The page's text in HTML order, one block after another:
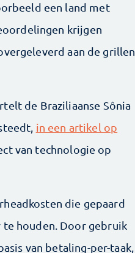
een land met
krijgen
aan de grillen
de Braziliaanse Sônia
in een artikel op
van technologie op
die gepaard
houden. Door gebruik
van betaling-per-taak,